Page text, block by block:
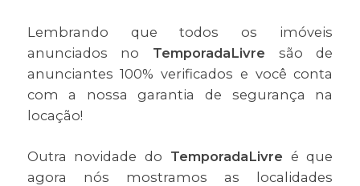
Lembrando que todos os imóveis
anunciados no TemporadaLivre são de
anunciantes 100% verificados e você conta
com a nossa garantia de segurança na
locação!
Outra novidade do TemporadaLivre é que
agora nós mostramos as localidades